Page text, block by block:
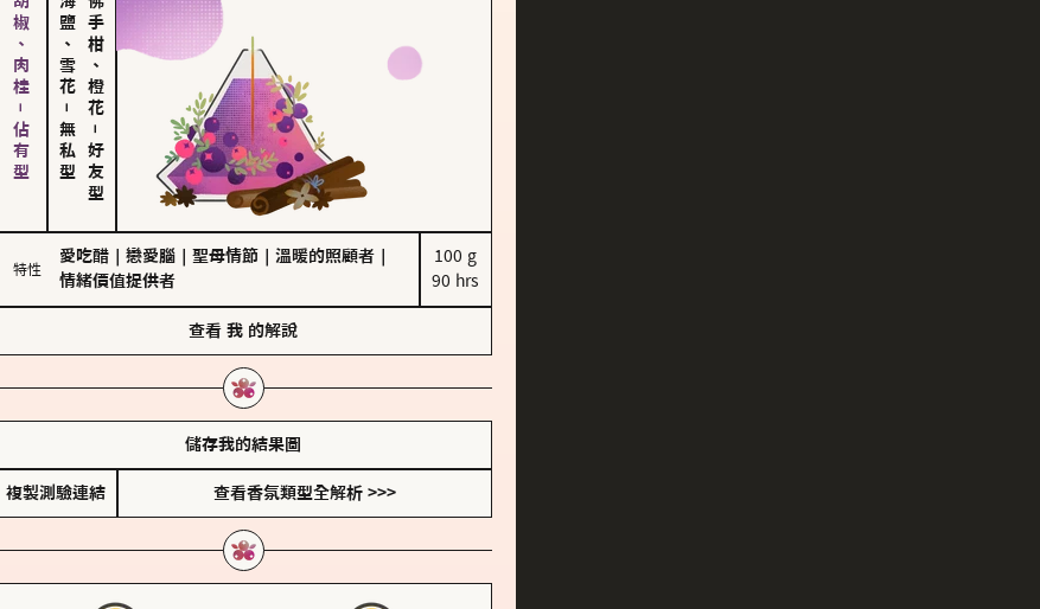
胡椒、肉桂－佔有型 海鹽、雪花
－
無私型
佛手柑、橙花
－
好友型
特性
愛吃醋 戀愛腦 聖母情節 溫暖的照顧者
情緒價值提供者
100 g
90 hrs
查看 我 的解說
儲存我的結果圖
複製測驗連結 查看香氛類型全解析 >>>